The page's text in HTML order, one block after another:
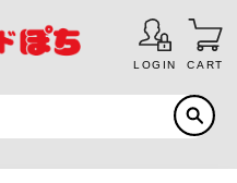
LOGIN CART